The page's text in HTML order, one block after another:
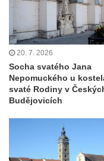
Kenotaf Augusta
Benešově nad
Hrob Šumových na
nad Ploučnicí
Hrob Theodora
Benešově nad
Benešově nad
Hrob
hřbitově v
20. 7. 2026
Socha svatého Jana
Nepomuckého u
svaté Rodiny v
Budějovicích